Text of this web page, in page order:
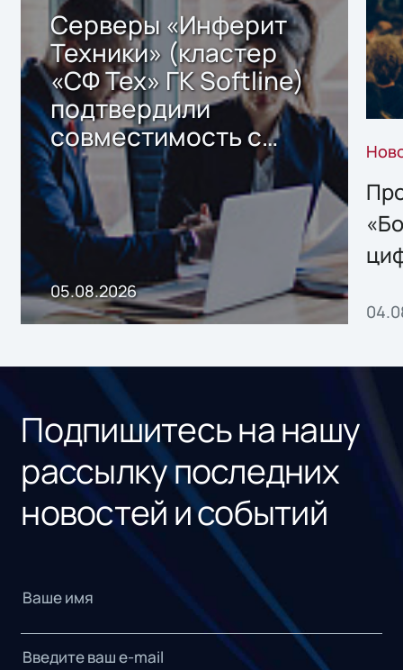
Серверы «Инферит
Техники» (кластер
«СФ Тех» ГК Softline)
подтвердили
совместимость с
решением Sharx
Storage 2.x для
хранения данных
05.08.2026
Подпишитесь на нашу
рассылку последних
новостей и событий